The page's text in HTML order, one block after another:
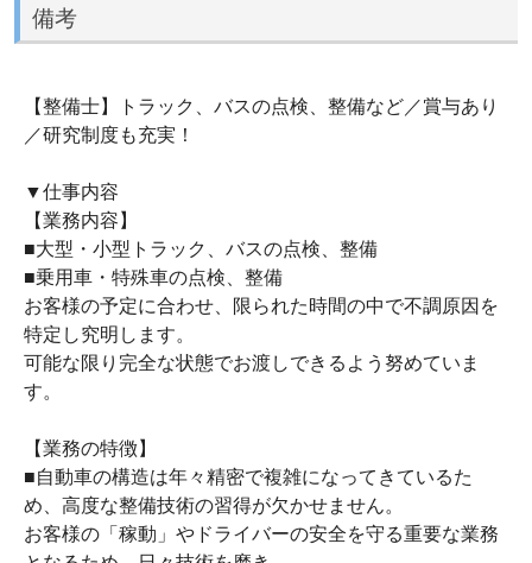
備考
【整備士】トラック、バスの点検、整備など／賞与あり
／研究制度も充実！
▼仕事内容
【業務内容】
■大型・小型トラック、バスの点検、整備
■乗用車・特殊車の点検、整備
お客様の予定に合わせ、限られた時間の中で不調原因を
特定し究明します。
可能な限り完全な状態でお渡しできるよう努めていま
す。
【業務の特徴】
■自動車の構造は年々精密で複雑になってきているた
め、高度な整備技術の習得が欠かせません。
お客様の「稼動」やドライバーの安全を守る重要な業務